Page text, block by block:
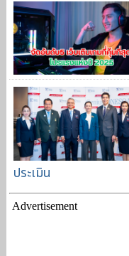
ประเมิน
Advertisement